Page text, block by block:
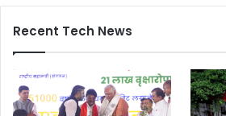
Recent Tech News